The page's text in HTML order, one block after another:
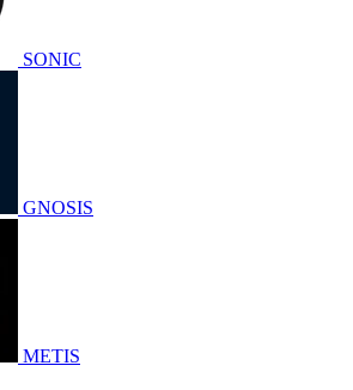
SONIC
GNOSIS
METIS